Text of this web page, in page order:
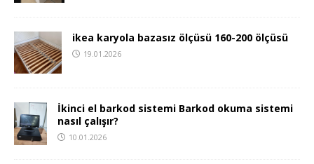
ikea karyola bazasız ölçüsü 160-200 ölçüsü
19.01.2026
İkinci el barkod sistemi Barkod okuma sistemi
nasıl çalışır?
10.01.2026